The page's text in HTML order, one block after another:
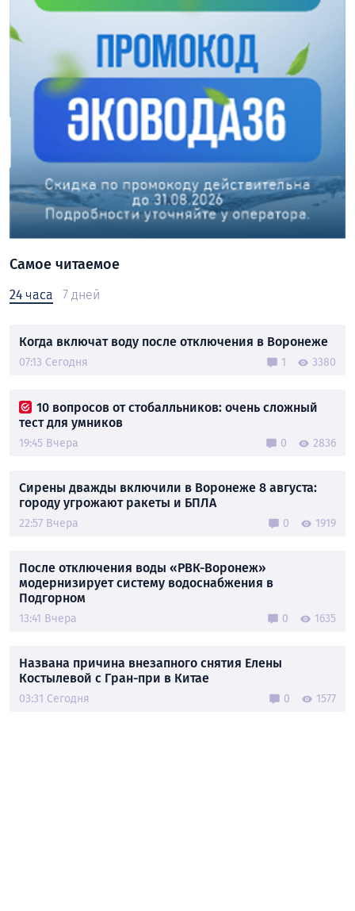
Самое читаемое
24 часа 7 дней
Когда включат воду после отключения в Воронеже
07:13 Сегодня 1 3380
10 вопросов от стобалльников: очень сложный
тест для умников
19:45 Вчера 0 2836
Сирены дважды включили в Воронеже 8 августа:
городу угрожают ракеты и БПЛА
22:57 Вчера 0 1919
После отключения воды «РВК-Воронеж»
модернизирует систему водоснабжения в
Подгорном
13:41 Вчера 0 1635
Названа причина внезапного снятия Елены
Костылевой с Гран-при в Китае
03:31 Сегодня 0 1577